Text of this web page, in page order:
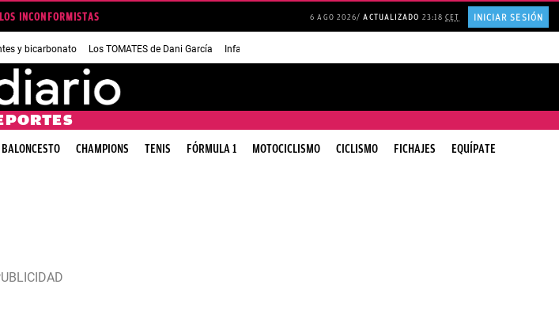
INCONFORMISTAS 6 AGO 2026 ACTUALIZADO 23:18CET INICIAR SESIÓN
y bicarbonato Los TOMATES de Dani García Infancia AMANCIO ORTEGA
BALONCESTO CHAMPIONS TENIS FÓRMULA 1 MOTOCICLISMO CICLISMO FICHAJES EQUÍPATE